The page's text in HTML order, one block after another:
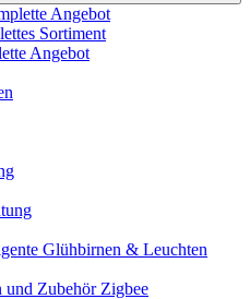
Angebot
Sortiment
Angebot
Glühbirnen & Leuchten
und Zubehör Zigbee